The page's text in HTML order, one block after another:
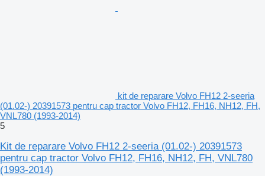
kit de reparare Volvo FH12 2-seeria
(01.02-) 20391573 pentru cap tractor Volvo FH12, FH16, NH12, FH,
VNL780 (1993-2014)
5
Kit de reparare Volvo FH12 2-seeria (01.02-) 20391573
pentru cap tractor Volvo FH12, FH16, NH12, FH, VNL780
(1993-2014)